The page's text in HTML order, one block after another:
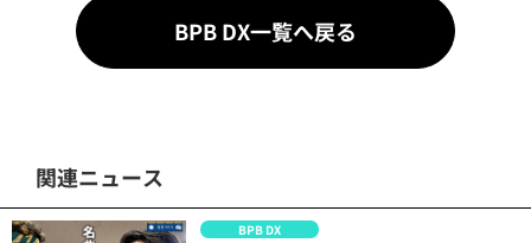
BPB DX一覧へ戻る
関連ニュース
BPB DX